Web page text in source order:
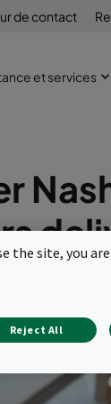
de contact
et services
the site, you
Reject All